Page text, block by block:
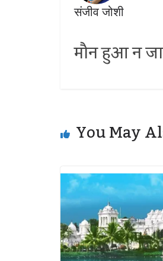
संजीव जोशी
मौन हुआ न
You May